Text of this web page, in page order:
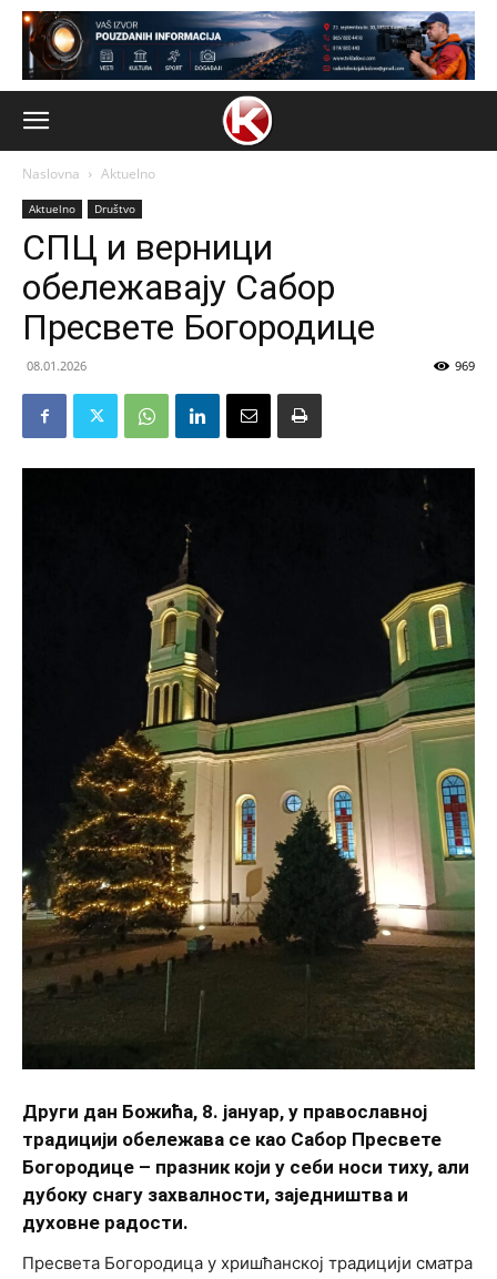
Naslovna Aktuelno
Aktuelno Društvo
СПЦ и верници
обележавају Сабор
Пресвете Богородице
08.01.2026 969
Други дан Божића, 8. јануар, у православној
традицији обележава се као Сабор Пресвете
Богородице – празник који у себи носи тиху, али
дубоку снагу захвалности, заједништва и
духовне радости.
Пресвета Богородица у хришћанској традицији сматра